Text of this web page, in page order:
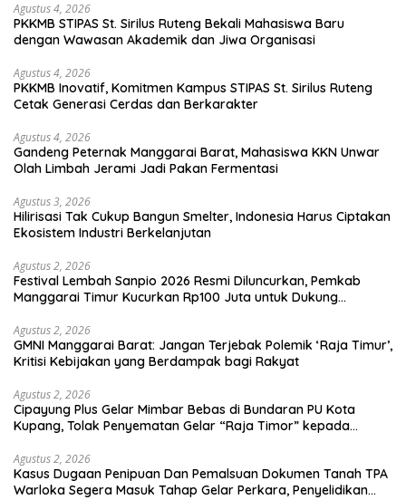
Agustus 4, 2026
PKKMB STIPAS St. Sirilus Ruteng Bekali Mahasiswa Baru
dengan Wawasan Akademik dan Jiwa Organisasi
Agustus 4, 2026
PKKMB Inovatif, Komitmen Kampus STIPAS St. Sirilus Ruteng
Cetak Generasi Cerdas dan Berkarakter
Agustus 4, 2026
Gandeng Peternak Manggarai Barat, Mahasiswa KKN Unwar
Olah Limbah Jerami Jadi Pakan Fermentasi
Agustus 3, 2026
Hilirisasi Tak Cukup Bangun Smelter, Indonesia Harus Ciptakan
Ekosistem Industri Berkelanjutan
Agustus 2, 2026
Festival Lembah Sanpio 2026 Resmi Diluncurkan, Pemkab
Manggarai Timur Kucurkan Rp100 Juta untuk Dukung
Agustus 2, 2026
GMNI Manggarai Barat: Jangan Terjebak Polemik ‘Raja Timur’,
Kritisi Kebijakan yang Berdampak bagi Rakyat
Agustus 2, 2026
Cipayung Plus Gelar Mimbar Bebas di Bundaran PU Kota
Kupang, Tolak Penyematan Gelar “Raja Timor” kepada
Agustus 2, 2026
Kasus Dugaan Penipuan Dan Pemalsuan Dokumen Tanah TPA
Warloka Segera Masuk Tahap Gelar Perkara, Penyelidikan